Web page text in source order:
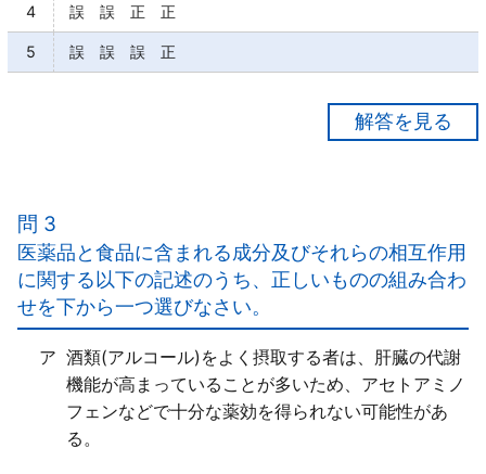
4 誤 誤 正 正
5 誤 誤 誤 正
多く飲めば早く効く等と短絡的に考えて、定められた
用量を超える量を服用したりすると、特に「有害事象
につながる危険性が高い」。
イ○
ウ○
一般用医薬品にも習慣性・依存性がある成分を含んで
いるものが「ある」。
問 3
医薬品と食品に含まれる成分及びそれらの相互作用
に関する以下の記述のうち、正しいものの組み合わ
せを下から一つ選びなさい。
ア 酒類(アルコール)をよく摂取する者は、肝臓の代謝
機能が高まっていることが多いため、アセトアミノ
フェンなどで十分な薬効を得られない可能性があ
る。